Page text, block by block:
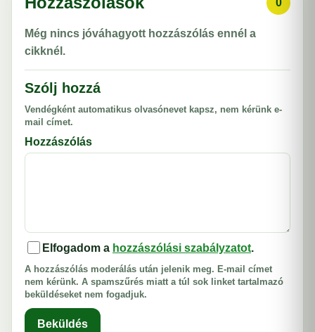
0
Még nincs jóváhagyott hozzászólás ennél a
cikknél.
Szólj hozzá
Vendégként automatikus olvasónevet kapsz, nem kérünk e-
mail címet.
Hozzászólás
Elfogadom a hozzászólási szabályzatot.
A hozzászólás moderálás után jelenik meg. E-mail címet
nem kérünk. A spamszűrés miatt a túl sok linket tartalmazó
beküldéseket nem fogadjuk.
Beküldés